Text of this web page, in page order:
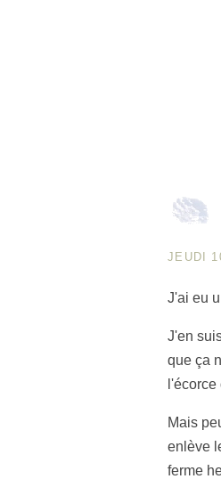
JEUDI
J'ai eu
J'en
que ça
Mais
enlève
ferme